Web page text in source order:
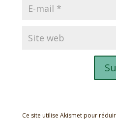
Ce site utilise Akismet pour